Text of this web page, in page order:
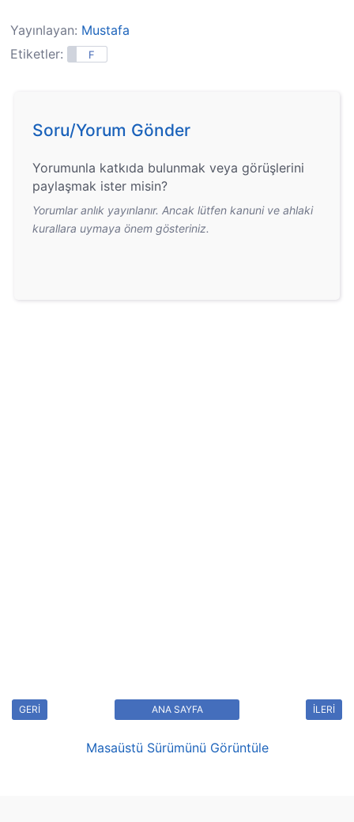
Yayınlayan: Mustafa
Etiketler:
F
Soru/Yorum Gönder
Yorumunla katkıda bulunmak veya görüşlerini
paylaşmak ister misin?
Yorumlar anlık yayınlanır. Ancak lütfen kanuni ve ahlaki
kurallara uymaya önem gösteriniz.
GERİ İLERİ
ANA SAYFA
Masaüstü Sürümünü Görüntüle